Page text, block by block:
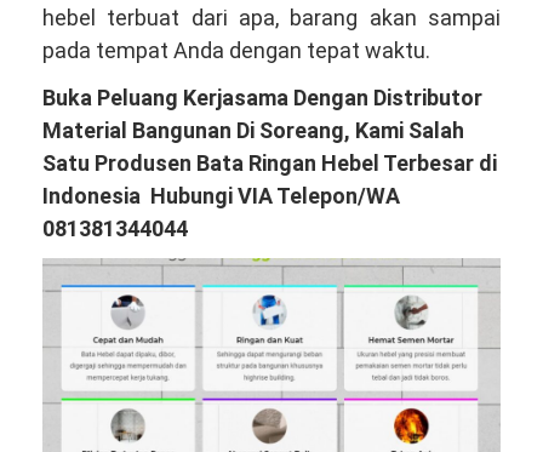
hebel terbuat dari apa, barang akan sampai
pada tempat Anda dengan tepat waktu.
Buka Peluang Kerjasama Dengan Distributor
Material Bangunan Di Soreang, Kami Salah
Satu Produsen Bata Ringan Hebel Terbesar di
Indonesia Hubungi VIA Telepon/WA
081381344044